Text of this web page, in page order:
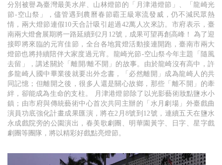
分別被譽為臺灣最美水岸、山林燈節的「月津港燈節」、「龍崎光
節-空山祭」，儘管遇到農曆春節霸王級寒流發威，仍不減民眾熱
情，兩大燈節連假10天合計吸引超過42萬人次來訪。市府表示，臺
南兩大燈會展期將一路延續到2月12號，成果可望再創高峰！ 為了迎
接即將來臨的元宵佳節，全台各地賞燈活動接連開跑，臺南市兩大
燈節也將持續陪伴大家度過元宵。龍崎光節-空山祭今年主題「隨風
去留」，講述關於「離開/離不開」的故事。由於龍崎沒有高中，許
多龍崎人國中畢業後就要出外念書，「必然離開」成為龍崎人的共
同記憶；但離開之後，很多人還是關心故鄉，那些「離不開」的牽
絆，卻能成為生命的支柱。 月津港燈節除了以光影藝術妝點鹽水小
鎮；由市府與傳統藝術中心首次共同主辦的「水月劇場」外臺戲曲
演員功底強化計畫成果匯演，將在2月8號到12號，連續五天在鹽水
永成戲院旁的公園演出，春美歌劇團、明華園黃字、日字、星字戲
劇團等團隊，將以精彩好戲點亮燈節。